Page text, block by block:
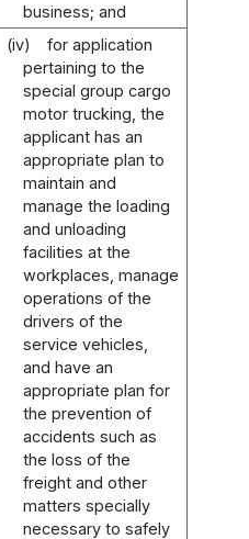
business; and
(iv)
for application
pertaining to the
special group cargo
motor trucking, the
applicant has an
appropriate plan to
maintain and
manage the loading
and unloading
facilities at the
workplaces, manage
operations of the
drivers of the
service vehicles,
and have an
appropriate plan for
the prevention of
accidents such as
the loss of the
freight and other
matters specially
necessary to safely